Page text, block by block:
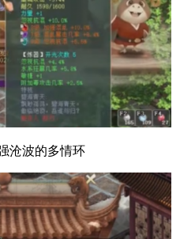
波的多情环